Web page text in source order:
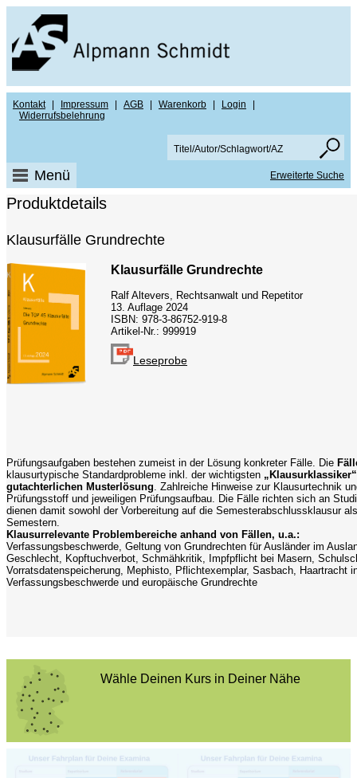
Kontakt Impressum AGB Warenkorb Login
Widerrufsbelehrung
Menü Erweiterte Suche
Produktdetails
Klausurfälle Grundrechte
Klausurfälle Grundrechte
Ralf Altevers, Rechtsanwalt und Repetitor
13. Auflage 2024
ISBN: 978-3-86752-919-8
Artikel-Nr.: 999919
Leseprobe
Prüfungsaufgaben bestehen zumeist in der Lösung konkreter Fälle. Die
klausurtypische Standardprobleme inkl. der wichtigsten „Klausurklassiker“
gutachterlichen Musterlösung . Zahlreiche Hinweise zur Klausurtechnik
Prüfungsstoff und jeweiligen Prüfungsaufbau. Die Fälle richten sich an
dienen damit sowohl der Vorbereitung auf die Semesterabschlussklausur
Semestern.
Klausurrelevante Problembereiche anhand von Fällen, u.a.:
Verfassungsbeschwerde, Geltung von Grundrechten für Ausländer im
Geschlecht, Kopftuchverbot, Schmähkritik, Impfpflicht bei Masern,
Vorratsdatenspeicherung, Mephisto, Pflichtexemplar, Sasbach, Haartracht
Verfassungsbeschwerde und europäische Grundrechte
Wähle Deinen Kurs in Deiner Nähe